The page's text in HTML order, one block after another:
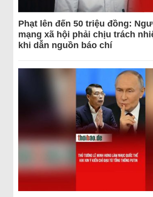
Phạt lên đến 50 triệu đồng:
mạng xã hội phải chịu trách
khi dẫn nguồn báo chí